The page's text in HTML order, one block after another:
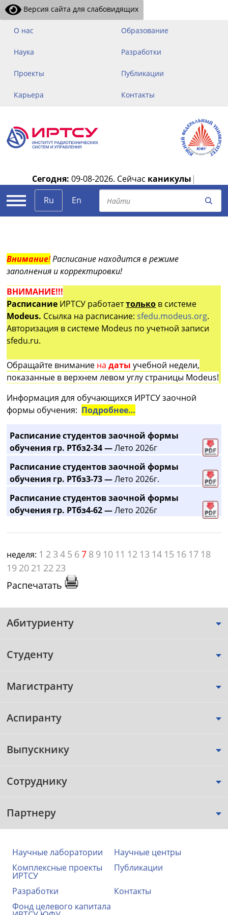
Версия сайта для слабовидящих
О нас Образование
Наука Разработки
Проекты Публикации
Карьера Контакты
Сегодня: 09-08-2026. Сейчас каникулы |
Ru
En
Внимание!Расписание находится в режиме
заполнения и корректировки!
ВНИМАНИЕ!!!
Расписание ИРТСУ работаеттолько в системе
Modeus. Ссылка на расписание:sfedu.modeus.org.
Авторизация в системе Modeus по учетной записи
sfedu.ru.
Обращайте внимание на датыучебной недели,
показанные в верхнем левом углу страницы Modeus!
Информация для обучающихся ИРТСУ заочной
формы обучения: Подробнее…
Расписание студентов заочной формы
обучения гр. РТбз2-34 —Лето 2026г
Расписание студентов заочной формы
обучения гр. РТбз3-73 —Лето 2026г.
Расписание студентов заочной формы
обучения гр. РТбз4-62 —Лето 2026г
неделя: 1 2 3 4 5 67 8 9 10 11 12 13 14 15 16 17 18
19 20 21 22 23
Распечатать
Абитуриенту
Студенту
Магистранту
Аспиранту
Выпускнику
Сотруднику
Партнеру
Научные лаборатории
Научные центры
Комплексные проекты
ИРТСУ
Публикации
Разработки
Контакты
Фонд целевого капитала